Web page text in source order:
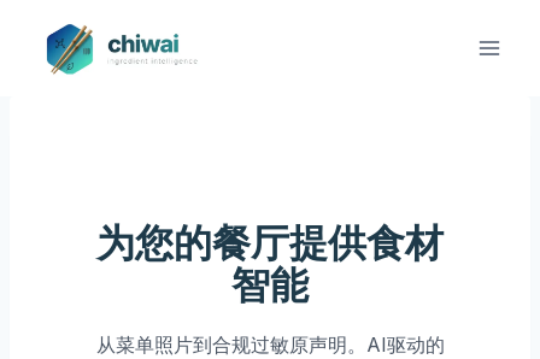
Inhalt
springen
为您的餐厅提供食材
智能
从菜单照片到合规过敏原声明。AI驱动的